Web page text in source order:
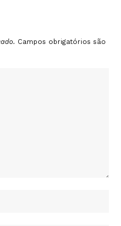
Campos obrigatórios são